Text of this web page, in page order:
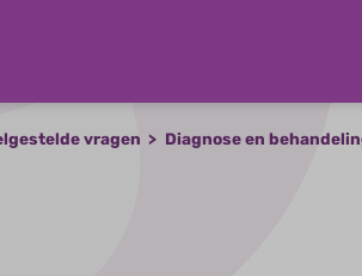
vragen Diagnose en